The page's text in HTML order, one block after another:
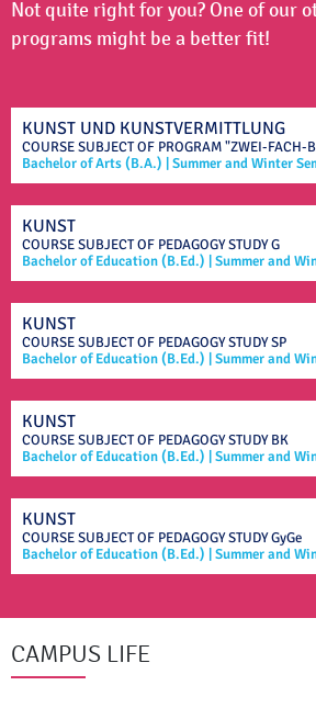
Not quite right for you? One of our
programs might be a better fit!
KUNST UND KUNSTVERMITTLUNG
COURSE SUBJECT OF PROGRAM "ZWEI-FACH-
Bachelor of Arts (B.A.)
Summer and Winter
KUNST
COURSE SUBJECT OF PEDAGOGY STUDYG
Bachelor of Education (B.Ed.)
Summer and
KUNST
COURSE SUBJECT OF PEDAGOGY STUDYSP
Bachelor of Education (B.Ed.)
Summer and
KUNST
COURSE SUBJECT OF PEDAGOGY STUDYBK
Bachelor of Education (B.Ed.)
Summer and
KUNST
COURSE SUBJECT OF PEDAGOGY STUDYGyGe
Bachelor of Education (B.Ed.)
Summer and
CAMPUS LIFE